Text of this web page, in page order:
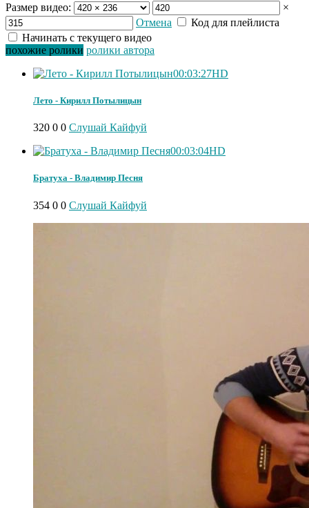
Размер видео:
×
Отмена
Код для плейлиста
Начинать с текущего видео
похожие ролики ролики автора
00:03:27HD
Лето - Кирилл Потылицын
320 0 0 Слушай Кайфуй
00:03:04HD
Братуха - Владимир Песня
354 0 0 Слушай Кайфуй